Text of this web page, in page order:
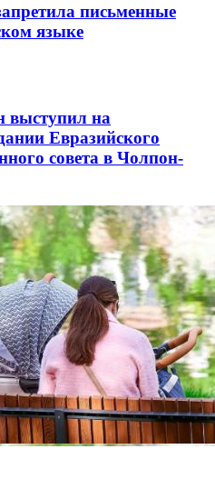
письменные
языке
на
Евразийского
совета в Чолпон-